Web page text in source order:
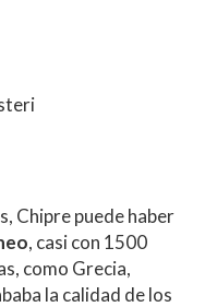
Chipre puede haber
, casi con 1500
como Grecia,
la calidad de los